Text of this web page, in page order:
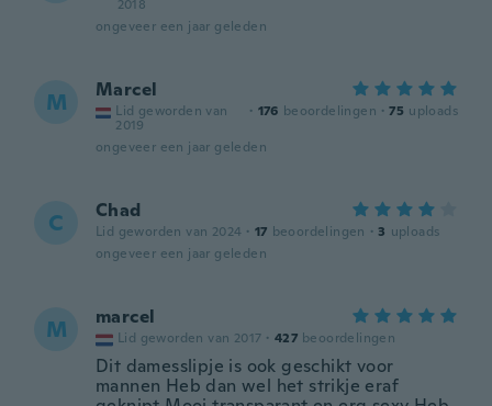
2018
ongeveer een jaar geleden
M Marcel
Lid geworden van
2019
· 176 beoordelingen · 75 uploads
ongeveer een jaar geleden
C Chad
Lid geworden van 2024 · 17 beoordelingen · 3 uploads
ongeveer een jaar geleden
M marcel
Lid geworden van 2017 · 427 beoordelingen
Dit damesslipje is ook geschikt voor
mannen Heb dan wel het strikje eraf